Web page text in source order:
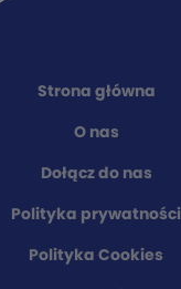
Strona główna
O nas
Dołącz do nas
Polityka prywatności
Polityka Cookies